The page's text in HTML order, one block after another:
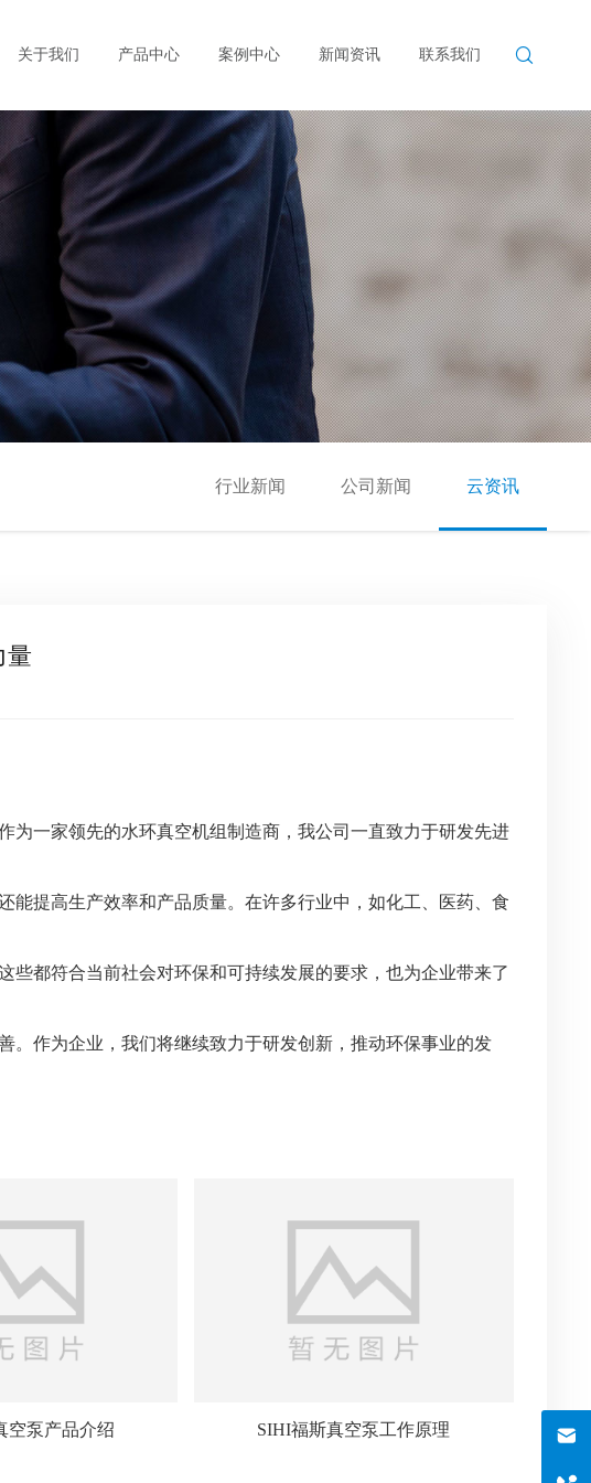
关于我们 产品中心 案例中心 新闻资讯 联系我们 
行业新闻 公司新闻 云资讯
量
为一家领先的水环真空机组制造商，我公司一直致力于研发先进
能提高生产效率和产品质量。在许多行业中，如化工、医药、食
都符合当前社会对环保和可持续发展的要求，也为企业带来了
。作为企业，我们将继续致力于研发创新，推动环保事业的发
空泵产品介绍 SIHI福斯真空泵工作原理